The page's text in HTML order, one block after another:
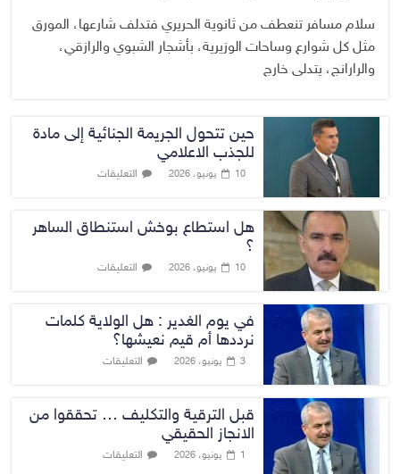
سلام مسافر تنعطف من ثانوية الحريري فتدلف شارعها، المورق
مثل كل شوارع وساحات الوزيرية، بأشجار الشبوي والرازقي،
والرارانج، يتدلى خارج
حين تتحول الجريمة الجنائية إلى مادة
للجذب الاعلامي
10 يونيو، 2026 التعليقات
هل استطاع بوخش استنطاق الساهر
؟
10 يونيو، 2026 التعليقات
في يوم الغدير : هل الولاية كلمات
نرددها أم قيم نعيشها؟
3 يونيو، 2026 التعليقات
قبل الترقية والتكليف … تحققوا من
الانجاز الحقيقي
1 يونيو، 2026 التعليقات